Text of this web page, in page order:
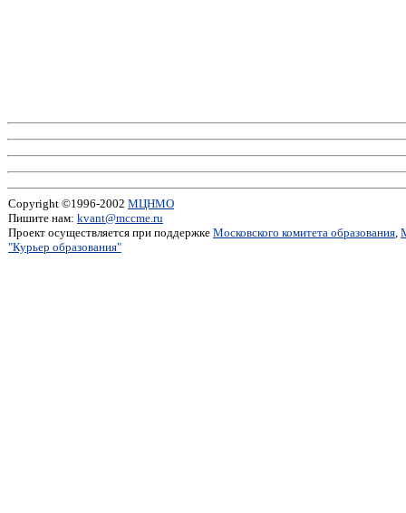
Copyright ©1996-2002 МЦНМО
Пишите нам: kvant@mccme.ru
Проект осуществляется при поддержке Московского комитета образования,
"Курьер образования"